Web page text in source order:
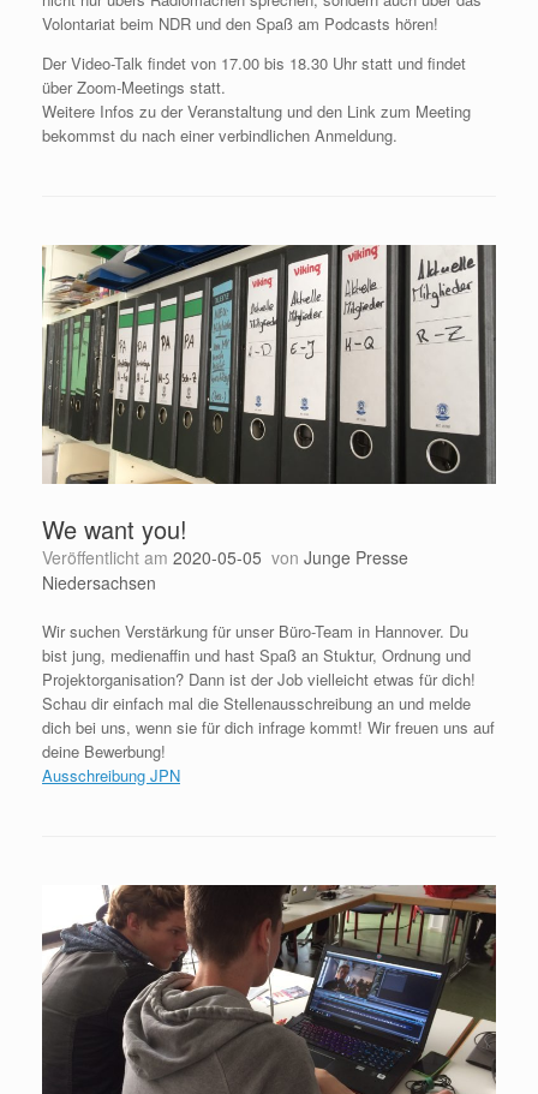
Volontariat beim NDR und den Spaß am Podcasts hören!
Der Video-Talk findet von 17.00 bis 18.30 Uhr statt und findet
über Zoom-Meetings statt.
Weitere Infos zu der Veranstaltung und den Link zum Meeting
bekommst du nach einer verbindlichen Anmeldung.
We want you!
Veröffentlicht am 2020-05-05 von Junge Presse
Niedersachsen
Wir suchen Verstärkung für unser Büro-Team in Hannover. Du
bist jung, medienaffin und hast Spaß an Stuktur, Ordnung und
Projektorganisation? Dann ist der Job vielleicht etwas für dich!
Schau dir einfach mal die Stellenausschreibung an und melde
dich bei uns, wenn sie für dich infrage kommt! Wir freuen uns auf
deine Bewerbung!
Ausschreibung JPN